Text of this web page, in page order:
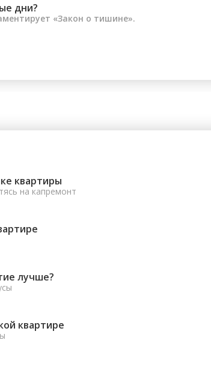
дни?
«Закон о тишине».
квартиры
на капремонт
лучше?
квартире